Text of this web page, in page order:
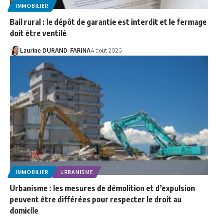
IMMOBILIER
Bail rural : le dépôt de garantie est interdit et le fermage
doit être ventilé
Laurine DURAND-FARINA4 août 2026
IMMOBILIER URBANISME
Urbanisme : les mesures de démolition et d’expulsion
peuvent être différées pour respecter le droit au
domicile